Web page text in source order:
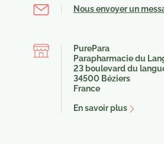
(2 avis)
Nous envoyer un
PurePara
Parapharmacie du
23 boulevard du
34500 Béziers
France
En savoir plus